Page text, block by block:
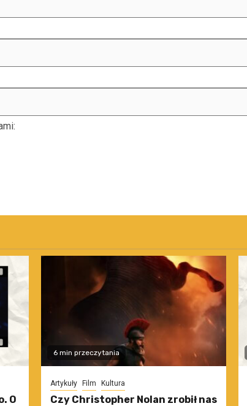
O
6 min przeczytania
Artykuły Film Kultura
Czy Christopher Nolan zrobił nas